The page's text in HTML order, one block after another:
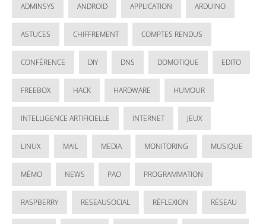
ADMINSYS ANDROID APPLICATION ARDUINO
ASTUCES CHIFFREMENT COMPTES RENDUS
CONFÉRENCE DIY DNS DOMOTIQUE EDITO
FREEBOX HACK HARDWARE HUMOUR
INTELLIGENCE ARTIFICIELLE INTERNET JEUX
LINUX MAIL MEDIA MONITORING MUSIQUE
MÉMO NEWS PAO PROGRAMMATION
RASPBERRY RESEAUSOCIAL RÉFLEXION RÉSEAU